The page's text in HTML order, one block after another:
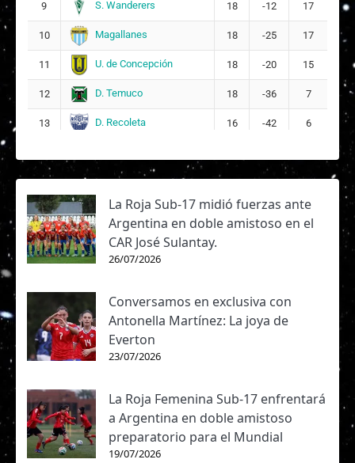
9 S. Wanderers 18 -12 17
10 Magallanes 18 -25 17
11 U. de Concepción 18 -20 15
12 D. Temuco 18 -36 7
13 D. Recoleta 16 -42 6
La Roja Sub-17 midió fuerzas ante
Argentina en doble amistoso en el
CAR José Sulantay.
26/07/2026
Conversamos en exclusiva con
Antonella Martínez: La joya de
Everton
23/07/2026
La Roja Femenina Sub-17 enfrentará
a Argentina en doble amistoso
preparatorio para el Mundial
19/07/2026